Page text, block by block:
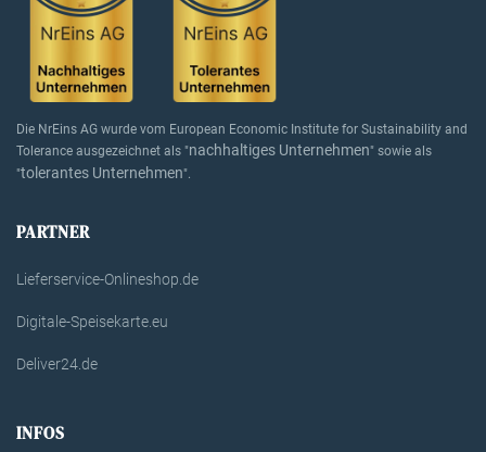
Die NrEins AG wurde vom European Economic Institute for Sustainability and
Tolerance ausgezeichnet als "nachhaltiges Unternehmen" sowie als
"tolerantes Unternehmen".
PARTNER
Lieferservice-Onlineshop.de
Digitale-Speisekarte.eu
Deliver24.de
INFOS